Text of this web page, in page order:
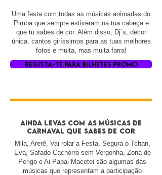
Uma festa com todas as músicas animadas do
Pimba que sempre estiveram na tua cabeça e
que tu sabes de cor. Além disso, Dj´s, décor
única, cantos giríssimos para as tuas melhores
fotos e muita, mas muita farra!
REGISTA-TE PARA BILHETES PROMO
AINDA LEVAS COM AS MÚSICAS DE
CARNAVAL QUE SABES DE COR
Mila, Arerê, Vai rolar a Festa, Segura o Tchan,
Eva, Safado Cachorro sem Vergonha, Zona de
Perigo e Ai Papai Macetei são algumas das
músicas que representam a participação